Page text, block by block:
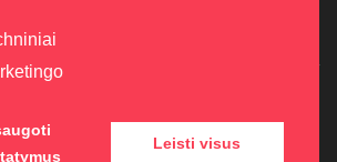
Kontaktai Leisti visus